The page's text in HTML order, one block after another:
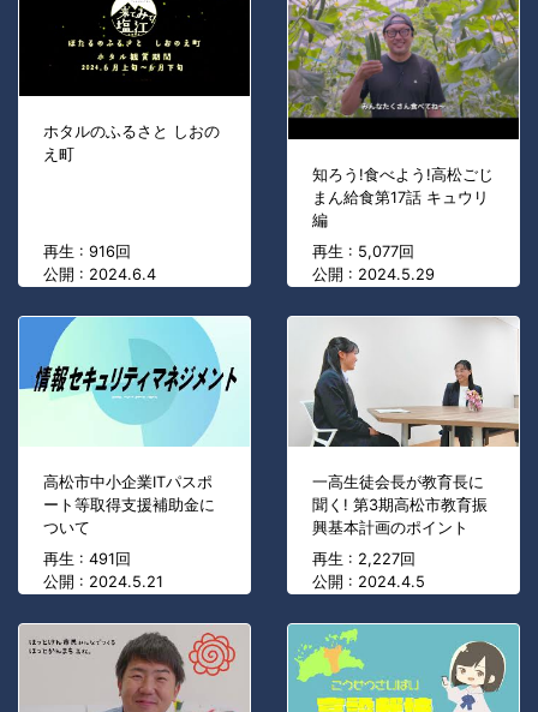
ホタルのふるさと しおの
え町
再生 : 916回
公開 : 2024.6.4
知ろう!食べよう!高松ごじ
まん給食第17話 キュウリ
編
再生 : 5,077回
公開 : 2024.5.29
高松市中小企業ITパスポ
ート等取得支援補助金に
ついて
再生 : 491回
公開 : 2024.5.21
一高生徒会長が教育長に
聞く! 第3期高松市教育振
興基本計画のポイント
再生 : 2,227回
公開 : 2024.4.5